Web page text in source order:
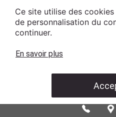
Ce site utilise des
de personnalisation du
continuer.
En savoir plus